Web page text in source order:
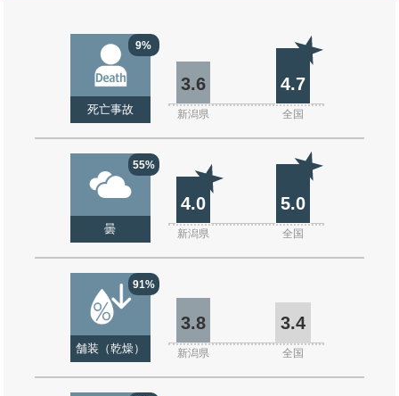
9%
死亡事故
3.6 4.7
新潟県 全国
55%
曇
4.0 5.0
新潟県 全国
91%
舗装（乾燥）
3.8 3.4
新潟県 全国